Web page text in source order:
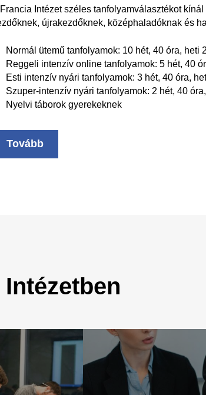
Intézet széles tanfolyamválasztékot
újrakezdőknek, középhaladóknak és
Normál ütemű tanfolyamok: 10 hét, 40 óra, heti
Reggeli intenzív online tanfolyamok: 5 hét, 40
Esti intenzív nyári tanfolyamok: 3 hét, 40 óra,
Szuper-intenzív nyári tanfolyamok: 2 hét, 40
Nyelvi táborok gyerekeknek
Tovább